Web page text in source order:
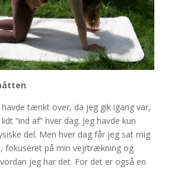
havde tænkt over, da jeg gik igang var,
“ind af” hver dag. Jeg havde kun
del. Men hver dag får jeg sat mig
fokuseret på min vejrtrækning og
jeg har det. For det er også en